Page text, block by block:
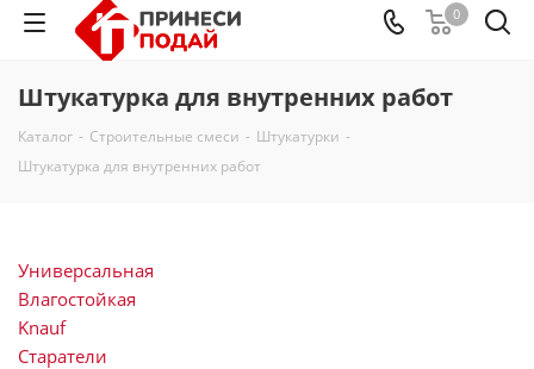
0
Штукатурка для внутренних работ
Каталог - Строительные смеси - Штукатурки -
Штукатурка для внутренних работ
Универсальная
Влагостойкая
Knauf
Старатели